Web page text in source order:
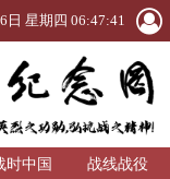
日 星期四 06:47:42
时中国
战线战役